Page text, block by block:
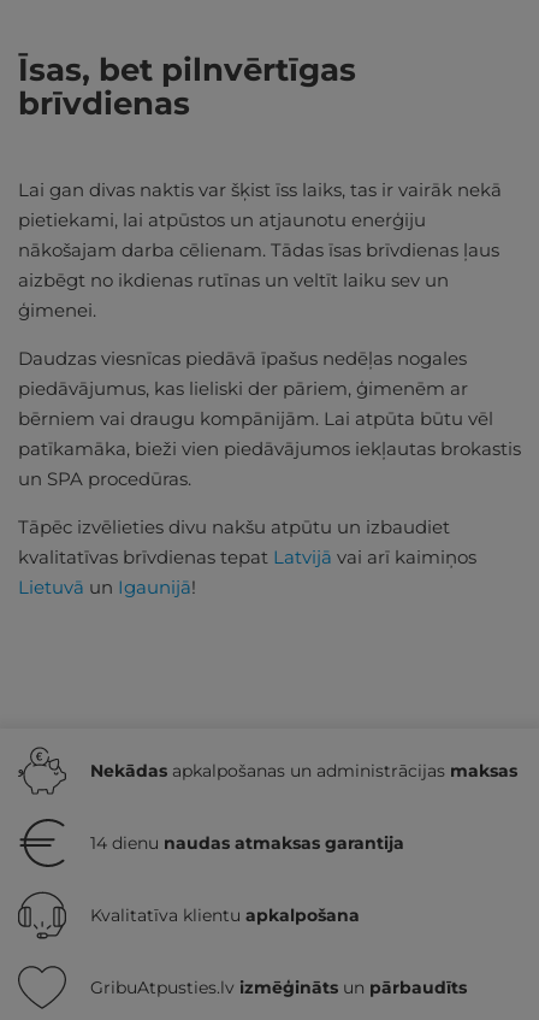
Īsas, bet pilnvērtīgas
brīvdienas
Lai gan divas naktis var šķist īss laiks, tas ir vairāk nekā
pietiekami, lai atpūstos un atjaunotu enerģiju
nākošajam darba cēlienam. Tādas īsas brīvdienas ļaus
aizbēgt no ikdienas rutīnas un veltīt laiku sev un
ģimenei.
Daudzas viesnīcas piedāvā īpašus nedēļas nogales
piedāvājumus, kas lieliski der pāriem, ģimenēm ar
bērniem vai draugu kompānijām. Lai atpūta būtu vēl
patīkamāka, bieži vien piedāvājumos iekļautas brokastis
un SPA procedūras.
Tāpēc izvēlieties divu nakšu atpūtu un izbaudiet
kvalitatīvas brīvdienas tepat Latvijā vai arī kaimiņos
Lietuvā un Igaunijā!
Nekādas apkalpošanas un administrācijas maksas
14 dienu naudas atmaksas garantija
Kvalitatīva klientu apkalpošana
GribuAtpusties.lv izmēģināts un pārbaudīts